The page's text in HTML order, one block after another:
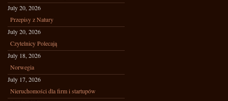
July 20, 2026
Przepisy z Natury
July 20, 2026
Czytelnicy Polecają
July 18, 2026
Norwegia
July 17, 2026
Nieruchomości dla firm i startupów